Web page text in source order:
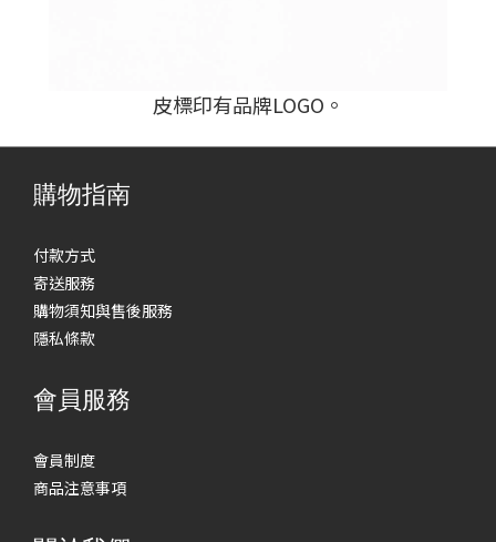
皮標印有品牌LOGO。
購物指南
付款方式
寄送服務
購物須知與售後服務
隱私條款
會員服務
會員制度
商品注意事項